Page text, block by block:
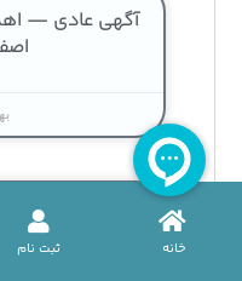
آگهی عادی —
خانه ثبت نام